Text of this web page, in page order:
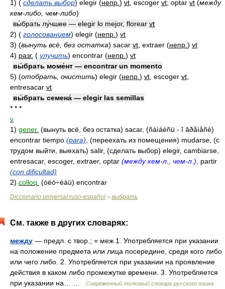
1) ( сделать выбор) elegir (непр. ) vt , escoger vt; optar vt (между
кем-либо, чем-либо)
вы́брать лу́чшее — elegir lo mejor, florear vt
2) ( голосованием) elegir (непр. ) vt
3) (вынуть всё, без остатка) sacar vt , extraer (непр. ) vt
4) разг. ( улучить) encontrar (непр. ) vt
вы́брать моме́нт — encontrar un momento
5) (отобрать, очистить) elegir (непр. ) vt , escoger vt
entresacar vt
вы́брать семена́ — elegir las semillas
* * *
v
1) gener. (вынуть всё, без остатка) sacar, (ñàìáèñü - î âðåìåñè)
encontrar tiempo (para) , (переехать из помещения) mudarse, (с
трудом выйти, выехать) salir, (сделать выбор) elegir, cambiarse,
entresacar, escoger, extraer, optar (между кем-л., чем-л.) , partir
(con dificultad)
2) colloq. (óëó÷èáü) encontrar
Diccionario universal ruso-español > выбрать
См. также в других словарях:
между — предл. с твор.; = меж 1. Употребляется при указании
на положение предмета или лица посередине, среди кого либо
или чего либо. 2. Употребляется при указании на проявление
действия в каком либо промежутке времени. 3. Употребляется
при указании на… …
Современный толковый словарь русского языка